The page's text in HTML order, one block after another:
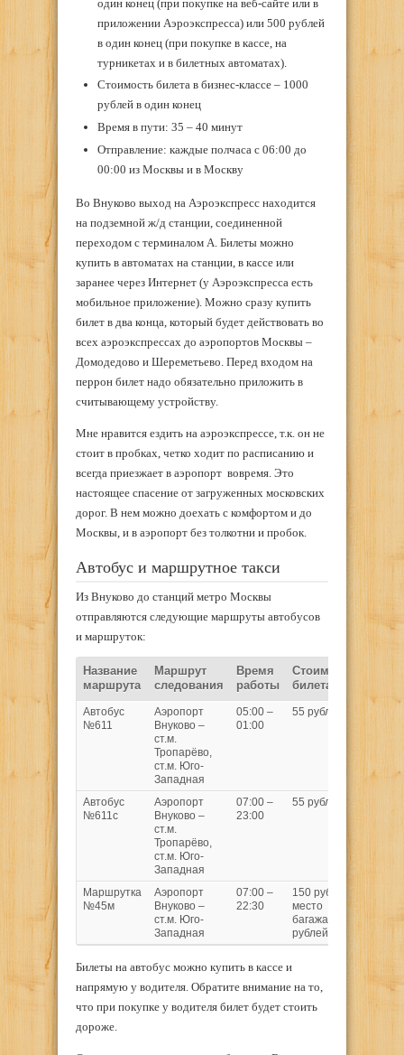
один конец (при покупке на веб-сайте или в
приложении Аэроэкспресса) или 500 рублей
в один конец (при покупке в кассе, на
турникетах и в билетных автоматах).
Стоимость билета в бизнес-классе – 1000
рублей в один конец
Время в пути: 35 – 40 минут
Отправление: каждые полчаса с 06:00 до
00:00 из Москвы и в Москву
Во Внуково выход на Аэроэкспресс находится
на подземной ж/д станции, соединенной
переходом с терминалом А. Билеты можно
купить в автоматах на станции, в кассе или
заранее через Интернет (у Аэроэкспресса есть
мобильное приложение). Можно сразу купить
билет в два конца, который будет действовать во
всех аэроэкспрессах до аэропортов Москвы –
Домодедово и Шереметьево. Перед входом на
перрон билет надо обязательно приложить в
считывающему устройству.
Мне нравится ездить на аэроэкспрессе, т.к. он не
стоит в пробках, четко ходит по расписанию и
всегда приезжает в аэропорт вовремя. Это
настоящее спасение от загруженных московских
дорог. В нем можно доехать с комфортом и до
Москвы, и в аэропорт без толкотни и пробок.
Автобус и маршрутное такси
Из Внуково до станций метро Москвы
отправляются следующие маршруты автобусов
и маршруток:
Название
маршрута
Маршрут
следования
Время
работы
Стоимость
билета
Автобус
№611
Аэропорт
Внуково –
ст.м.
Тропарёво,
ст.м. Юго-
Западная
05:00 –
01:00
55 рублей
35 – 40
Автобус
№611с
Аэропорт
Внуково –
ст.м.
Тропарёво,
ст.м. Юго-
Западная
07:00 –
23:00
55 рублей
минут
Маршрутка
№45м
Аэропорт
Внуково –
ст.м. Юго-
Западная
07:00 –
22:30
150 рублей,
место
багажа – 10
рублей
Билеты на автобус можно купить в кассе и
напрямую у водителя. Обратите внимание на то,
что при покупке у водителя билет будет стоить
дороже.